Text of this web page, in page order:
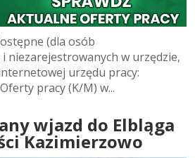
(dla osób
niezarejestrowanych w urzędzie,
urzędu pracy:
pracy (K/M) w...
wjazd do Elbląga
Kazimierzowo